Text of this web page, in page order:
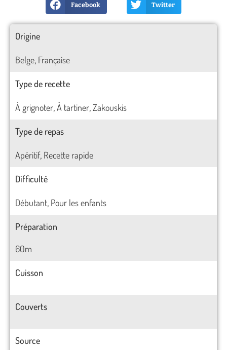
Facebook Twitter
Origine
Belge, Française
Type de recette
À grignoter, À tartiner, Zakouskis
Type de repas
Apéritif, Recette rapide
Difficulté
Débutant, Pour les enfants
Préparation
60m
Cuisson
Couverts
Source